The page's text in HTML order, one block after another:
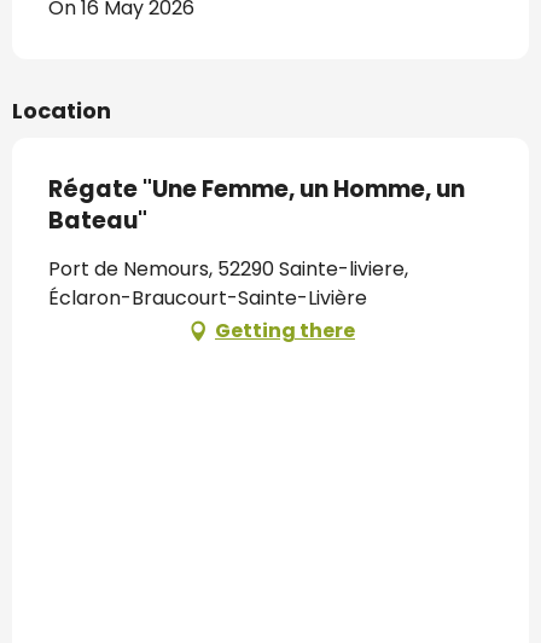
On 16 May 2026
Location
Régate "Une Femme, un Homme, un
Bateau"
Port de Nemours, 52290 Sainte-liviere,
Éclaron-Braucourt-Sainte-Livière
Getting there